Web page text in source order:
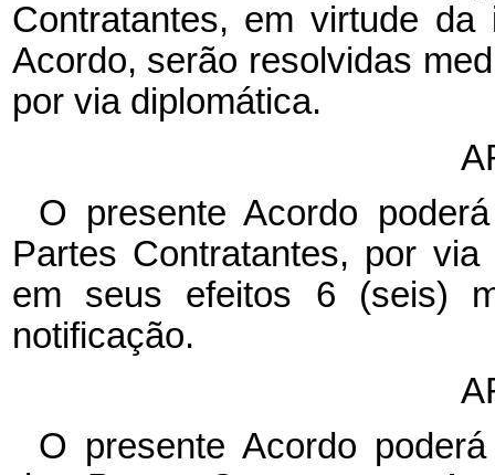
Contratantes, em virtude
Acordo, serão resolvidas
por via diplomática.
O presente Acordo
Partes Contratantes, por
em seus efeitos 6 (seis)
notificação.
O presente Acordo